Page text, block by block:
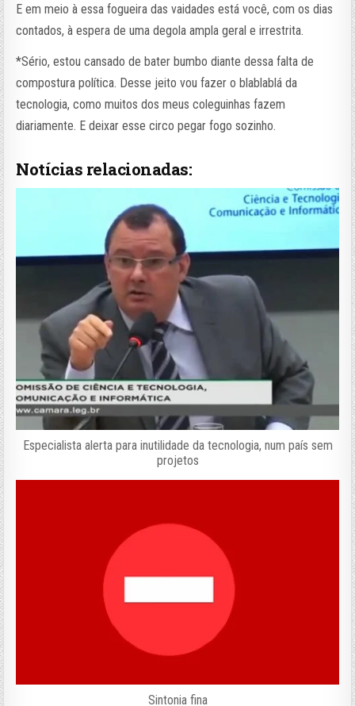
E em meio à essa fogueira das vaidades está você, com os dias
contados, à espera de uma degola ampla geral e irrestrita.
*Sério, estou cansado de bater bumbo diante dessa falta de
compostura política. Desse jeito vou fazer o blablablá da
tecnologia, como muitos dos meus coleguinhas fazem
diariamente. E deixar esse circo pegar fogo sozinho.
Notícias relacionadas:
Especialista alerta para inutilidade da tecnologia, num país sem
projetos
Sintonia fina